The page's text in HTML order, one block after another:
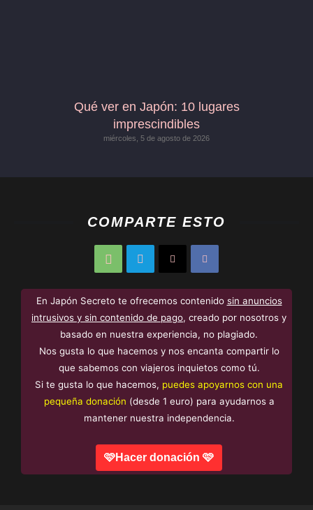
Qué ver en Japón: 10 lugares
imprescindibles
miércoles, 5 de agosto de 2026
COMPARTE ESTO
En Japón Secreto te ofrecemos contenido sin anuncios
intrusivos y sin contenido de pago, creado por nosotros y
basado en nuestra experiencia, no plagiado.
Nos gusta lo que hacemos y nos encanta compartir lo
que sabemos con viajeros inquietos como tú.
Si te gusta lo que hacemos, puedes apoyarnos con una
pequeña donación (desde 1 euro) para ayudarnos a
mantener nuestra independencia.
🩷Hacer donación 🩷